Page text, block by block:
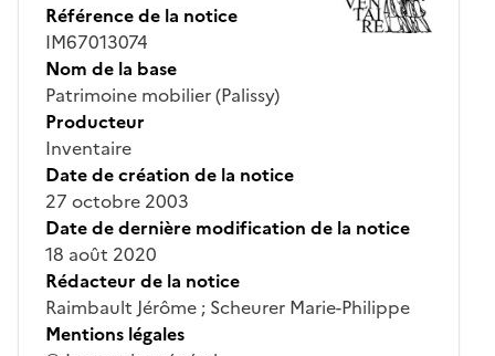
Référence de la notice
IM67013074
Nom de la base
Patrimoine mobilier (Palissy)
Producteur
Inventaire
Date de création de la notice
27 octobre 2003
Date de dernière modification de la notice
18 août 2020
Rédacteur de la notice
Raimbault Jérôme ; Scheurer Marie-Philippe
Mentions légales